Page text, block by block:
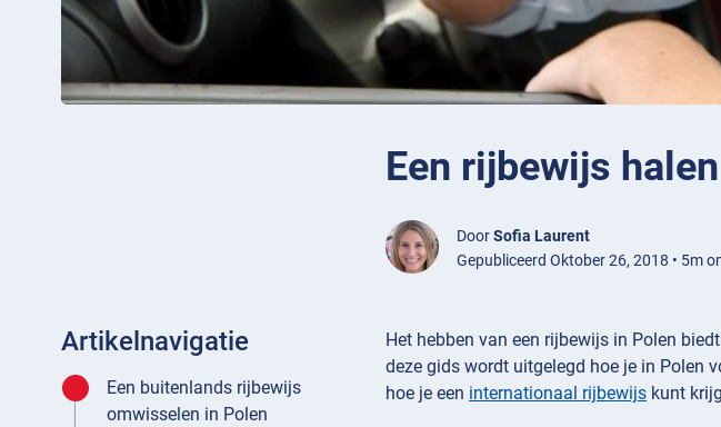
Een rijbewijs
DoorSofia Laurent
Gepubliceerd Oktober 26, 2018 • 5m
Artikelnavigatie
Een buitenlands rijbewijs
omwisselen in Polen
Het hebben van een rijbewijs in Polen
deze gids wordt uitgelegd hoe je in Polen
hoe je een internationaal rijbewijs kunt